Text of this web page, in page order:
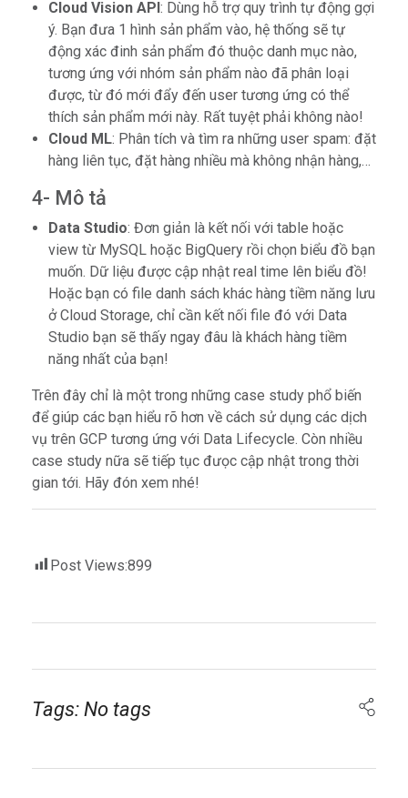
Cloud Vision API: Dùng hỗ trợ quy trình tự động gợi
ý. Bạn đưa 1 hình sản phẩm vào, hệ thống sẽ tự
động xác đinh sản phẩm đó thuộc danh mục nào,
tương ứng với nhóm sản phẩm nào đã phân loại
được, từ đó mới đẩy đến user tương ứng có thể
thích sản phẩm mới này. Rất tuyệt phải không nào!
Cloud ML: Phân tích và tìm ra những user spam: đặt
hàng liên tục, đặt hàng nhiều mà không nhận hàng,…
4- Mô tả
Data Studio: Đơn giản là kết nối với table hoặc
view từ MySQL hoặc BigQuery rồi chọn biểu đồ bạn
muốn. Dữ liệu được cập nhật real time lên biểu đồ!
Hoặc bạn có file danh sách khác hàng tiềm năng lưu
ở Cloud Storage, chỉ cần kết nối file đó với Data
Studio bạn sẽ thấy ngay đâu là khách hàng tiềm
năng nhất của bạn!
Trên đây chỉ là một trong những case study phổ biến
để giúp các bạn hiểu rõ hơn về cách sử dụng các dịch
vụ trên GCP tương ứng với Data Lifecycle. Còn nhiều
case study nữa sẽ tiếp tục đưọc cập nhật trong thời
gian tới. Hãy đón xem nhé!
Post Views:899
Tags: No tags